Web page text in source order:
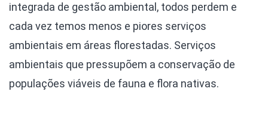
integrada de gestão ambiental, todos perdem e
cada vez temos menos e piores serviços
ambientais em áreas florestadas. Serviços
ambientais que pressupõem a conservação de
populações viáveis de fauna e flora nativas.